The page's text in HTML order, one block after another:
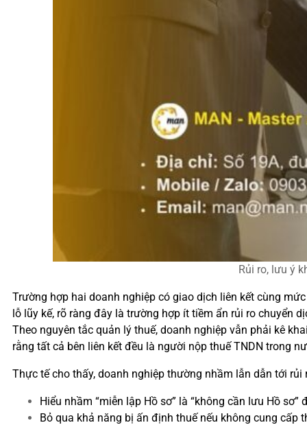
Rủi ro, lưu ý
Trường hợp hai doanh nghiệp có giao dịch liên kết cùng
lỗ lũy kế, rõ ràng đây là trường hợp ít tiềm ẩn rủi ro chuyển
Theo nguyên tắc quản lý thuế, doanh nghiệp vẫn phải kê
rằng tất cả bên liên kết đều là người nộp thuế TNDN trong
Thực tế cho thấy, doanh nghiệp thường nhầm lẫn dẫn tới rủi
Hiểu nhầm “miễn lập Hồ sơ” là “không cần lưu Hồ
Bỏ qua khả năng bị ấn định thuế nếu không cung